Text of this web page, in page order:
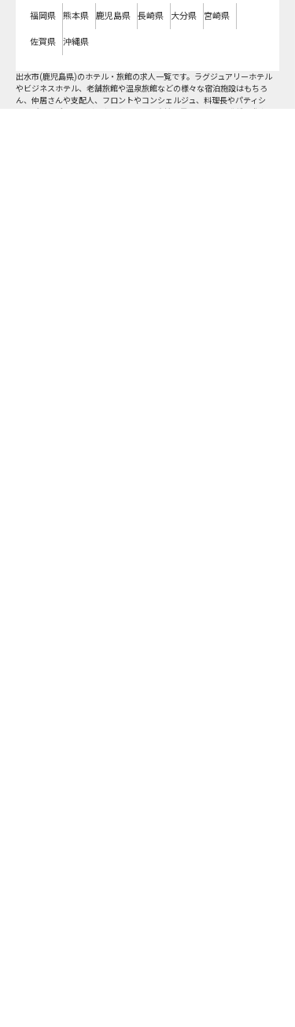
福岡県 熊本県 鹿児島県 長崎県 大分県 宮崎県
佐賀県 沖縄県
出水市(鹿児島県)のホテル・旅館の求人一覧です。ラグジュアリーホテル
やビジネスホテル、老舗旅館や温泉旅館などの様々な宿泊施設はもちろ
ん、仲居さんや支配人、フロントやコンシェルジュ、料理長やパティシ